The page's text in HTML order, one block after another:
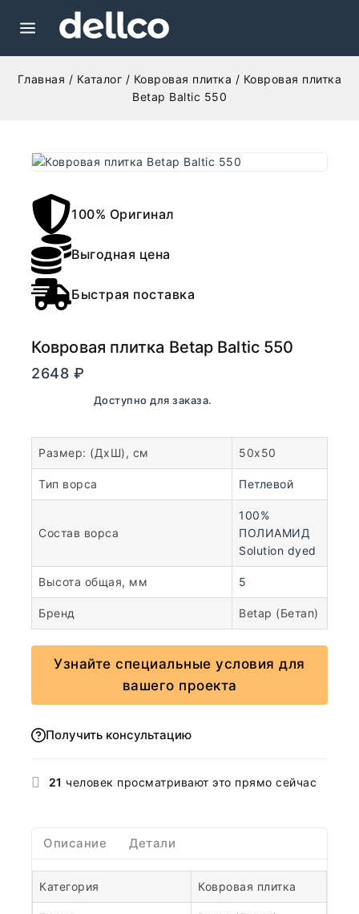
Главная / Каталог / Ковровая плитка / Ковровая плитка
Betap Baltic 550
100% Оригинал
Выгодная цена
Быстрая поставка
Ковровая плитка Betap Baltic 550
2648 ₽
В наличии. Доступно для заказа.
Размер: (ДхШ), см 50х50
Тип ворса Петлевой
Состав ворса
100%
ПОЛИАМИД
Solution dyed
Высота общая, мм 5
Бренд Betap (Бетап)
Узнайте специальные условия для
вашего проекта
Получить консультацию
21 человек просматривают это прямо сейчас
Описание Детали
Категория Ковровая плитка